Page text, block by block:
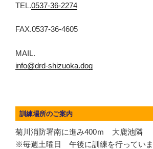
TEL.0537-36-2274
FAX.0537-36-4605
MAIL.
info@drd-shizuoka.dog
訓練場所のご案内
菊川消防署南に進み400ｍ 大鹿池隣
※毎週土曜日 午後に訓練を行ってい